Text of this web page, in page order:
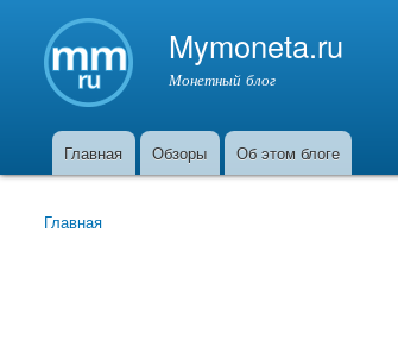
Mymoneta.ru
Монетный блог
Главное меню
Главная Обзоры Об этом блоге
Вы здесьГлавная